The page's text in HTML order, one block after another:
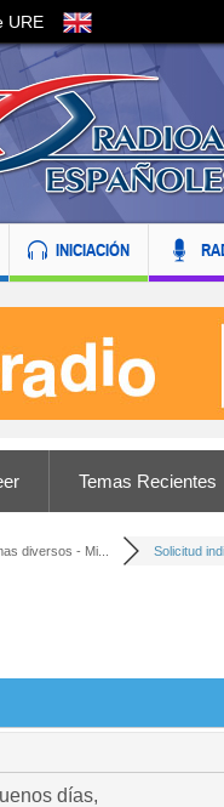
URE
INICIACIÓN
Temas Recientes
diversos - Mi... Solicitud
días,